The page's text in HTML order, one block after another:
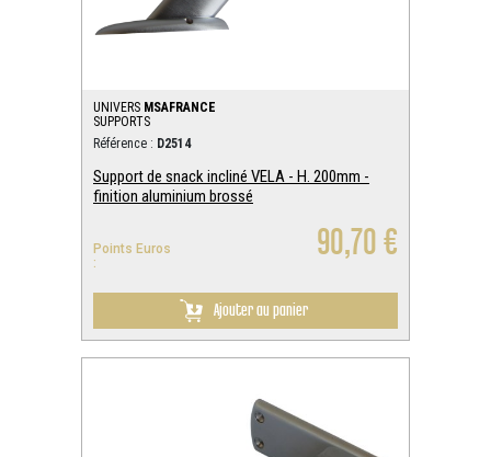
UNIVERS MSAFRANCE
SUPPORTS
Référence : D2514
Support de snack incliné VELA - H. 200mm -
finition aluminium brossé
Points Euros
:
90,70 €
Ajouter au panier